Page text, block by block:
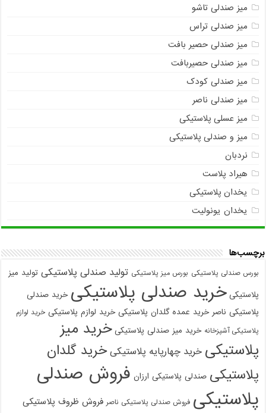
میز صندلی تاشو
میز صندلی تراس
میز صندلی حصیر بافت
میز صندلی حصیربافت
میز صندلی کودک
میز صندلی ناصر
میز عسلی پلاستیکی
میز و صندلی پلاستیکی
نردبان
هیراد پلاست
یخدان پلاستیکی
یخدان یونولیت
برچسب‌ها
بورس صندلی پلاستیکی بورس میز پلاستیکی تولید صندلی پلاستیکی تولید میز
پلاستیکی خرید صندلی پلاستیکی خرید صندلی
پلاستیکی ناصر خرید عمده گلدان پلاستیکی خرید لوازم پلاستیکی خرید لوازم
پلاستیکی آشپزخانه خرید میز صندلی پلاستیکی خرید میز
پلاستیکی خرید چهارپایه پلاستیکی خرید گلدان
پلاستیکی صندلی پلاستیکی ارزان فروش صندلی
پلاستیکی فروش صندلی پلاستیکی ناصر فروش ظروف پلاستیکی